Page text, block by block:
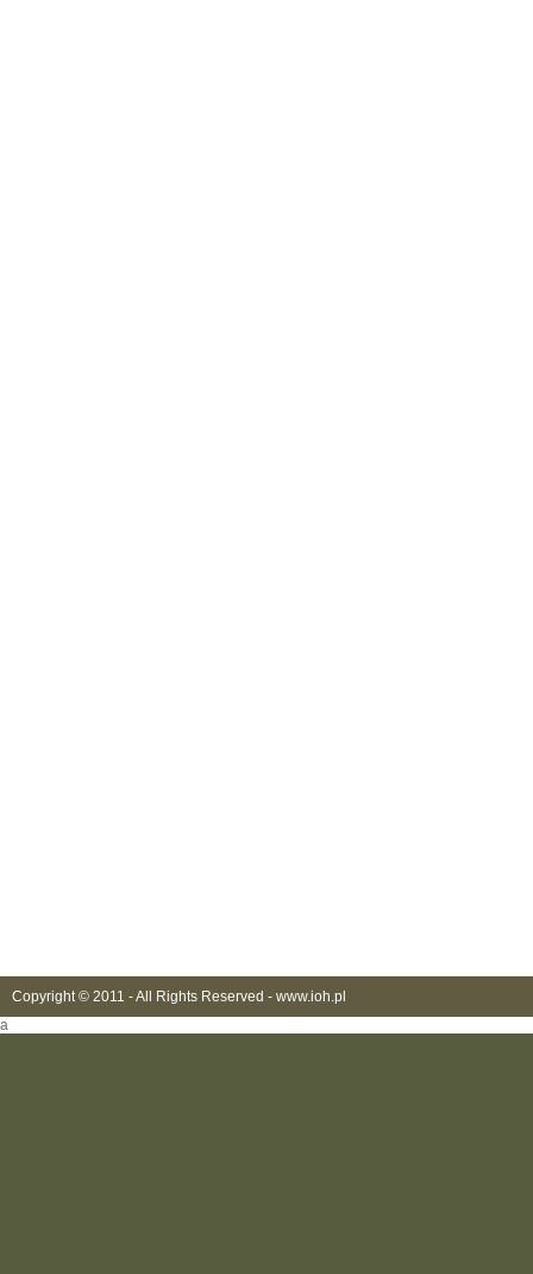
Copyright © 2011 - All Rights Reserved - www.ioh.pl
a